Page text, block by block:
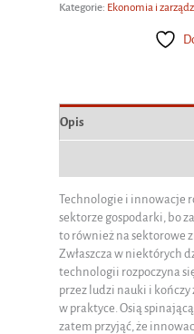
Kategorie: Ekonomia i
Opis
Technologie i innowacje
sektorze gospodarki, bo
to również na sektorowe
Zwłaszcza w niektórych
technologii rozpoczyna
przez ludzi nauki i
w praktyce. Osią
zatem przyjąć, że